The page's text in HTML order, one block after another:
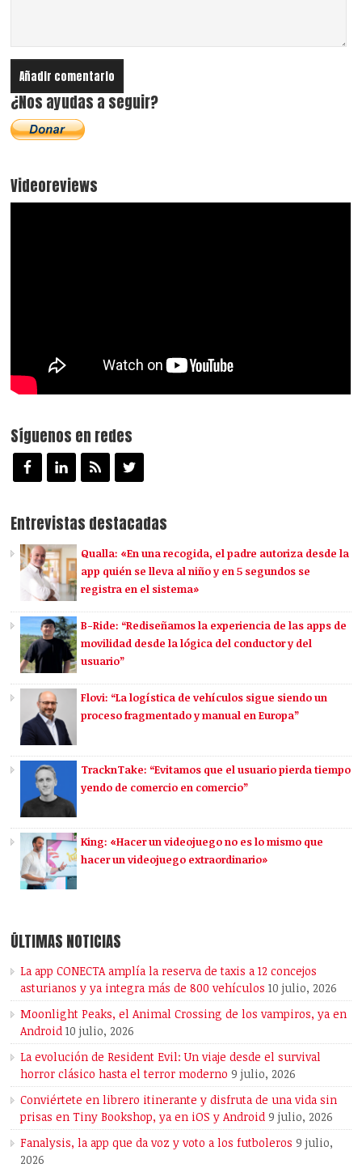
¿Nos ayudas a seguir?
Videoreviews
Síguenos en redes
Entrevistas destacadas
Qualla: «En una recogida, el padre autoriza desde la
app quién se lleva al niño y en 5 segundos se
registra en el sistema»
B-Ride: “Rediseñamos la experiencia de las apps de
movilidad desde la lógica del conductor y del
usuario”
Flovi: “La logística de vehículos sigue siendo un
proceso fragmentado y manual en Europa”
TracknTake: “Evitamos que el usuario pierda tiempo
yendo de comercio en comercio”
King: «Hacer un videojuego no es lo mismo que
hacer un videojuego extraordinario»
ÚLTIMAS NOTICIAS
La app CONECTA amplía la reserva de taxis a 12 concejos
asturianos y ya integra más de 800 vehículos 10 julio, 2026
Moonlight Peaks, el Animal Crossing de los vampiros, ya en
Android 10 julio, 2026
La evolución de Resident Evil: Un viaje desde el survival
horror clásico hasta el terror moderno 9 julio, 2026
Conviértete en librero itinerante y disfruta de una vida sin
prisas en Tiny Bookshop, ya en iOS y Android 9 julio, 2026
Fanalysis, la app que da voz y voto a los futboleros 9 julio,
2026